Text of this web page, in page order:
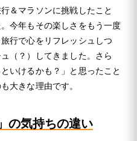
＆マラソンに挑戦したこと
今年もその楽しさをもう一度
行で心をリフレッシュしつ
（？）してきました。さら
いけるかも？」と思ったこと
大きな理由です。
の気持ちの違い